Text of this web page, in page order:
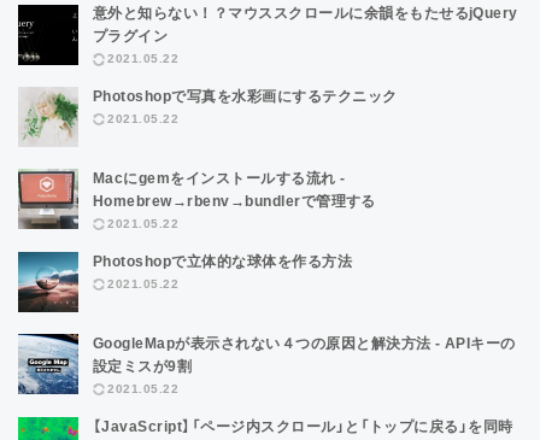
意外と知らない！？マウススクロールに余韻をもたせるjQuery
プラグイン
2021.05.22
Photoshopで写真を水彩画にするテクニック
2021.05.22
Macにgemをインストールする流れ -
Homebrew→rbenv→bundlerで管理する
2021.05.22
Photoshopで立体的な球体を作る方法
2021.05.22
GoogleMapが表示されない４つの原因と解決方法 - APIキーの
設定ミスが9割
2021.05.22
【JavaScript】「ページ内スクロール」と「トップに戻る」を同時